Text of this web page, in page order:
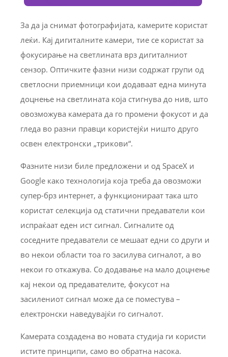
За да ја снимат фотографијата, камерите користат
леќи. Кај дигиталните камери, тие се користат за
фокусирање на светлината врз дигиталниот
сензор. Оптичките фазни низи содржат групи од
светлосни приемници кои додаваат една минута
доцнење на светлината која стигнува до нив, што
овозможува камерата да го промени фокусот и да
гледа во разни правци користејќи ништо друго
освен електронски „трикови“.
Фазните низи биле предложени и од SpaceX и
Google како технологија која треба да овозможи
супер-брз интернет, а функционираат така што
користат селекција од статични предаватели кои
испраќаат еден ист сигнал. Сигналите од
соседните предаватели се мешаат едни со други и
во некои области тоа го засилува сигналот, а во
некои го откажува. Со додавање на мало доцнење
кај некои од предавателите, фокусот на
засилениот сигнал може да се поместува –
електронски наведувајќи го сигналот.
Камерата создадена во новата студија ги користи
истите принципи, само во обратна насока.